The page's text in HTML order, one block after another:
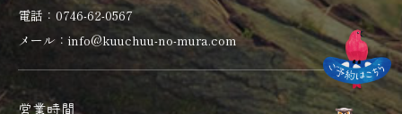
電話：0746-62-0567
メール：info@kuuchuu-no-mura.com
営業時間